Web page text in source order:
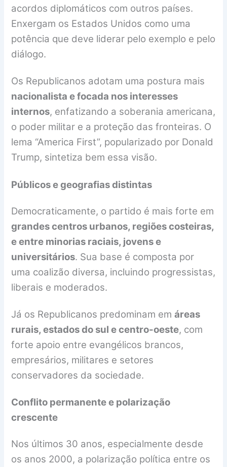
acordos diplomáticos com outros países.
Enxergam os Estados Unidos como uma
potência que deve liderar pelo exemplo e pelo
diálogo.
Os Republicanos adotam uma postura mais
nacionalista e focada nos interesses
internos, enfatizando a soberania americana,
o poder militar e a proteção das fronteiras. O
lema “America First”, popularizado por Donald
Trump, sintetiza bem essa visão.
Públicos e geografias distintas
Democraticamente, o partido é mais forte em
grandes centros urbanos, regiões costeiras,
e entre minorias raciais, jovens e
universitários. Sua base é composta por
uma coalizão diversa, incluindo progressistas,
liberais e moderados.
Já os Republicanos predominam emáreas
rurais, estados do sul e centro-oeste, com
forte apoio entre evangélicos brancos,
empresários, militares e setores
conservadores da sociedade.
Conflito permanente e polarização
crescente
Nos últimos 30 anos, especialmente desde
os anos 2000, a polarização política entre os